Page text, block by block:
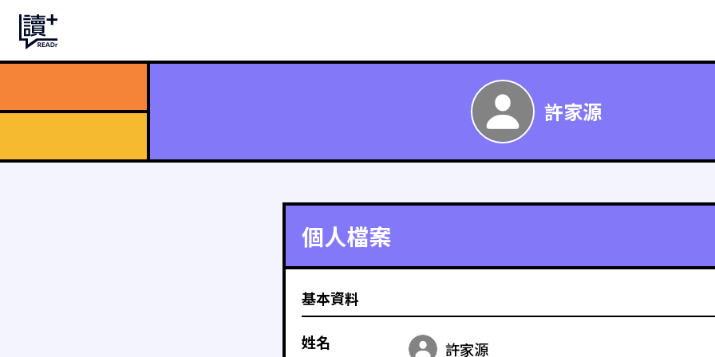
許家源
個人檔案
基本資料
姓名 許家源